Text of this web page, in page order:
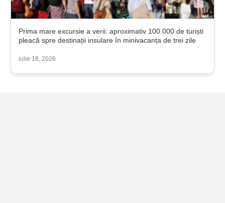
Prima mare excursie a verii: aproximativ 100.000 de turiști
pleacă spre destinații insulare în minivacanța de trei zile
iulie 18, 2026